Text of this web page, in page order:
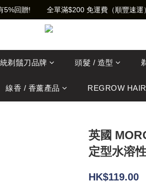
5%回贈!        全單滿$200 免運費（順豐速運）
剃鬚刀品牌 頭髮 / 造型
線香 / 香薰產品 REGROW
英國
定型水溶
HK$119.00